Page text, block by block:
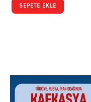
SEPETE EKLE